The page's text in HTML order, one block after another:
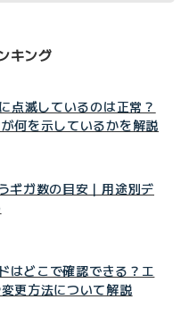
キング
点滅しているのは正常？
何を示しているかを解説
ギガ数の目安｜用途別デ
はどこで確認できる？エ
更方法について解説